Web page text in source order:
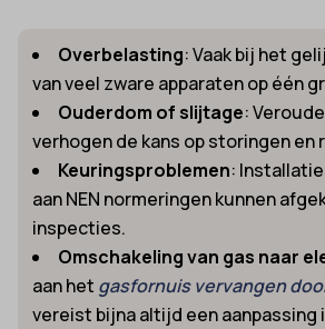
Overbelasting: Vaak bij het
van veel zware apparaten op één
Ouderdom of slijtage:
verhogen de kans op storingen en
Keuringsproblemen:
aan NEN normeringen kunnen
inspecties.
Omschakeling van gas naar
aan het gasfornuis vervangen
vereist bijna altijd een aanpassing